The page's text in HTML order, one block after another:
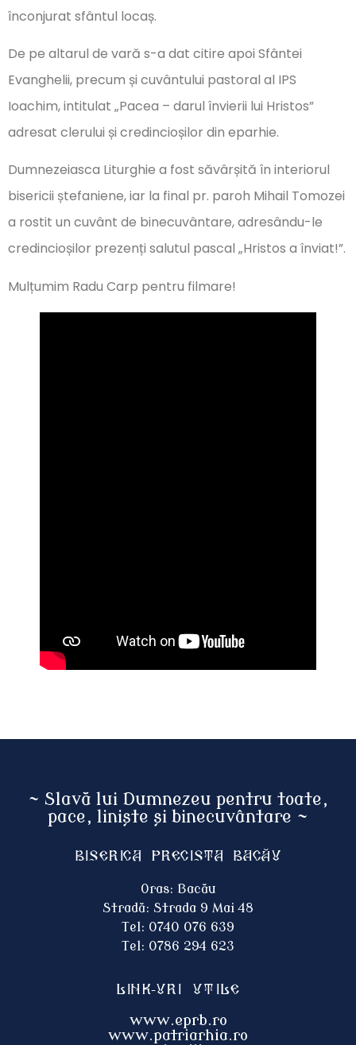
înconjurat sfântul locaș.
De pe altarul de vară s-a dat citire apoi Sfântei
Evanghelii, precum și cuvântului pastoral al IPS
Ioachim, intitulat „Pacea – darul învierii lui Hristos”
adresat clerului și credincioșilor din eparhie.
Dumnezeiasca Liturghie a fost săvârșită în interiorul
bisericii ștefaniene, iar la final pr. paroh Mihail Tomozei
a rostit un cuvânt de binecuvântare, adresându-le
credincioșilor prezenți salutul pascal „Hristos a înviat!”.
Mulțumim Radu Carp pentru filmare!
~ Slavă lui Dumnezeu pentru toate,
pace, liniște și binecuvântare ~
Biserica Precista BACĂU
Oras: Bacău
Stradă: Strada 9 Mai 48
Tel: 0740 076 639
Tel: 0786 294 623
Link-uri utile
www.eprb.ro
www.patriarhia.ro